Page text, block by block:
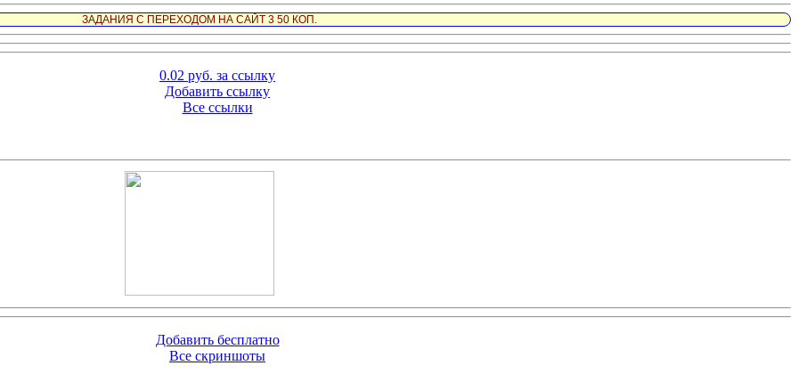
ЗАДАНИЯ С ПЕРЕХОДОМ НА САЙТ 3 50 КОП.
0.02 руб. за ссылку
Добавить ссылку
Все ссылки
Добавить бесплатно
Все скриншоты